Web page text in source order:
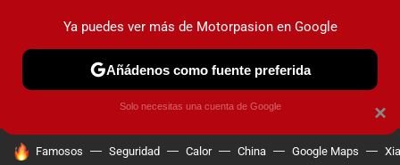
PRUEBAS COCHES ELÉCTRICOS OBSERVATORIO
HOY SE HABLA DE
Famosos Seguridad Calor China Google Maps
×
Ya puedes ver más de Motorpasion en Google
Añádenos como fuente preferida
Solo necesitas una cuenta de Google